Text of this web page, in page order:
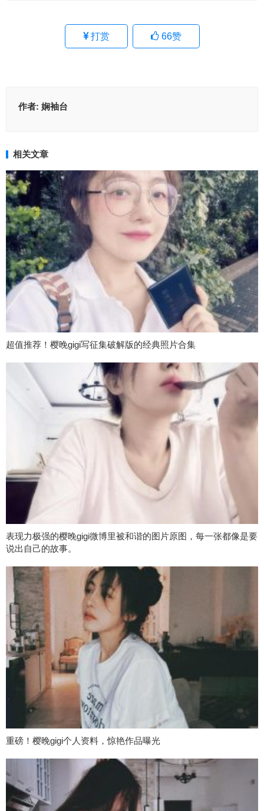
打赏 66赞
作者: 娴袖台
相关文章
超值推荐！樱晚gigi写征集破解版的经典照片合集
表现力极强的樱晚gigi微博里被和谐的图片原图，每一张都像是要
说出自己的故事。
重磅！樱晚gigi个人资料，惊艳作品曝光